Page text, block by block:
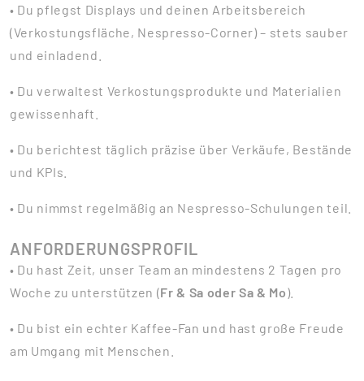
• Du pflegst Displays und deinen Arbeitsbereich
(Verkostungsfläche, Nespresso-Corner) – stets sauber
und einladend.
• Du verwaltest Verkostungsprodukte und Materialien
gewissenhaft.
• Du berichtest täglich präzise über Verkäufe, Bestände
und KPIs.
• Du nimmst regelmäßig an Nespresso-Schulungen teil.
ANFORDERUNGSPROFIL
• Du hast Zeit, unser Team an mindestens 2 Tagen pro
Woche zu unterstützen (Fr & Sa oder Sa & Mo).
• Du bist ein echter Kaffee-Fan und hast große Freude
am Umgang mit Menschen.